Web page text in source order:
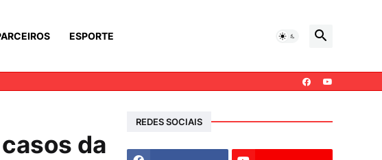
ESPORTE
da
REDES SOCIAIS